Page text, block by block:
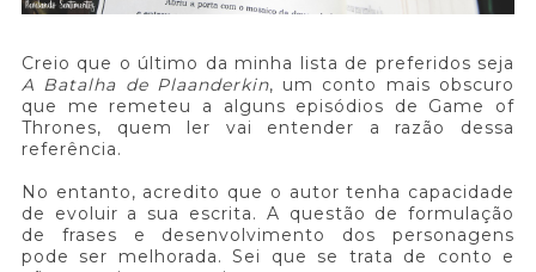
Creio que o último da minha lista de preferidos seja
A Batalha de Plaanderkin, um conto mais obscuro
que me remeteu a alguns episódios de Game of
Thrones, quem ler vai entender a razão dessa
referência.
No entanto, acredito que o autor tenha capacidade
de evoluir a sua escrita. A questão de formulação
de frases e desenvolvimento dos personagens
pode ser melhorada. Sei que se trata de conto e